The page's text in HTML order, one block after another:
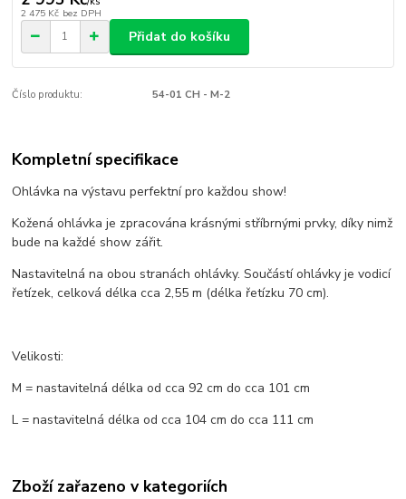
2 475 Kč bez DPH
Přidat do košíku
Číslo produktu: 54-01 CH - M-2
Kompletní specifikace
Ohlávka na výstavu perfektní pro každou show!
Kožená ohlávka je zpracována krásnými stříbrnými prvky, díky nimž
bude na každé show zářit.
Nastavitelná na obou stranách ohlávky. Součástí ohlávky je vodicí
řetízek, celková délka cca 2,55 m (délka řetízku 70 cm).
Velikosti:
M = nastavitelná délka od cca 92 cm do cca 101 cm
L = nastavitelná délka od cca 104 cm do cca 111 cm
Zboží zařazeno v kategoriích